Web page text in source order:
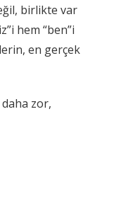
birlikte var
hem “ben”i
en gerçek
daha zor,